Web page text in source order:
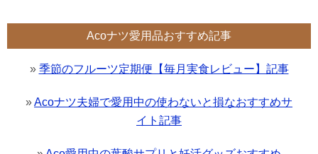
Acoナツ愛用品おすすめ記事
» 季節のフルーツ定期便【毎月実食レビュー】記事
»Acoナツ夫婦で愛用中の使わないと損なおすすめサ
イト記事